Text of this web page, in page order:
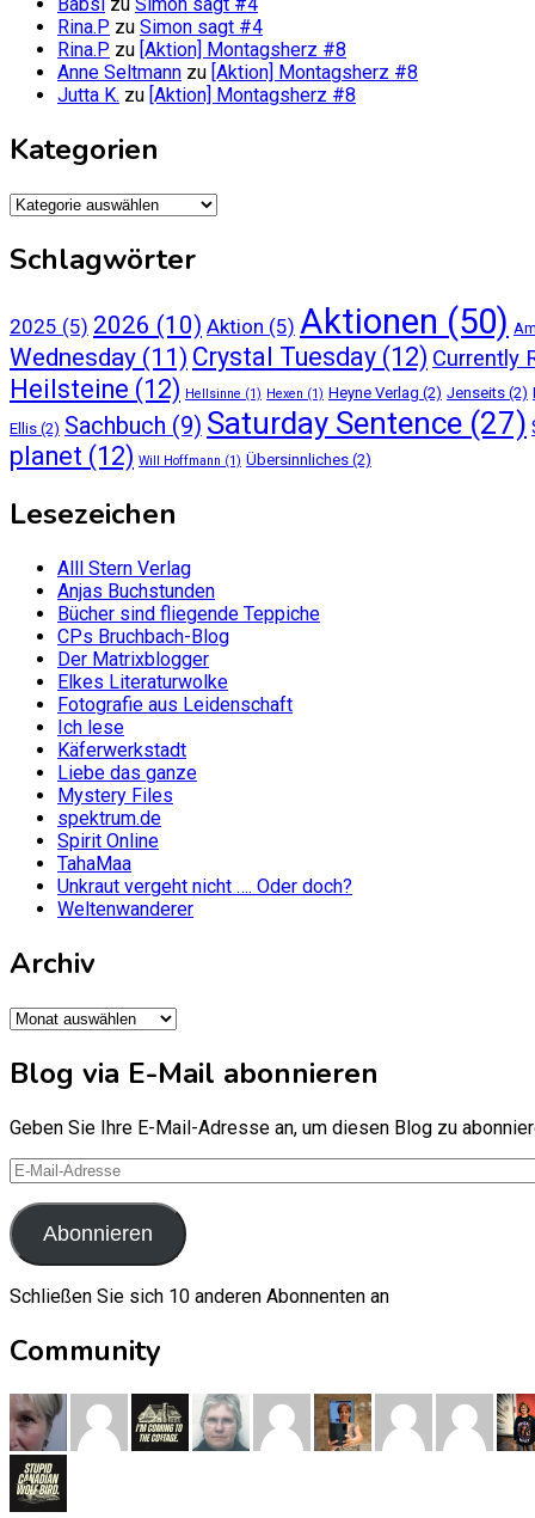
Rina.P zu Simon sagt #4
Rina.P zu [Aktion] Montagsherz #8
Anne Seltmann zu [Aktion] Montagsherz #8
Jutta K. zu [Aktion] Montagsherz #8
Kategorien
Kategorien
Schlagwörter
2025 (5) 2026 (10) Aktion (5) Aktionen (50)
Wednesday (11) Crystal Tuesday (12) Currently
Heilsteine (12) Hellsinne (1) Hexen (1) Heyne Verlag (2) Jenseits (2)
Ellis (2) Sachbuch (9) Saturday Sentence (27)
planet (12) Will Hoffmann (1) Übersinnliches (2)
Lesezeichen
Alll Stern Verlag
Anjas Buchstunden
Bücher sind fliegende Teppiche
CPs Bruchbach-Blog
Der Matrixblogger
Elkes Literaturwolke
Fotografie aus Leidenschaft
Ich lese
Käferwerkstadt
Liebe das ganze
Mystery Files
spektrum.de
Spirit Online
TahaMaa
Unkraut vergeht nicht …. Oder doch?
Weltenwanderer
Archiv
Archiv
Blog via E-Mail abonnieren
Geben Sie Ihre E-Mail-Adresse an, um diesen Blog zu
E-
Mail-
Adresse
Abonnieren
Schließen Sie sich 10 anderen Abonnenten an
Community